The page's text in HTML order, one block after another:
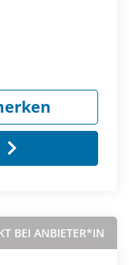
BEI ANBIETER*IN